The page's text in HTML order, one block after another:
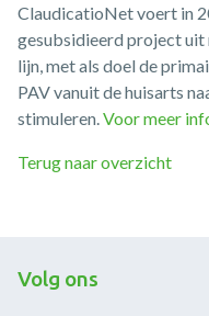
ClaudicatioNet voert in
gesubsidieerd project
lijn, met als doel de
PAV vanuit de huisarts
stimuleren.Voor meer
Terug naar overzicht
Volg ons